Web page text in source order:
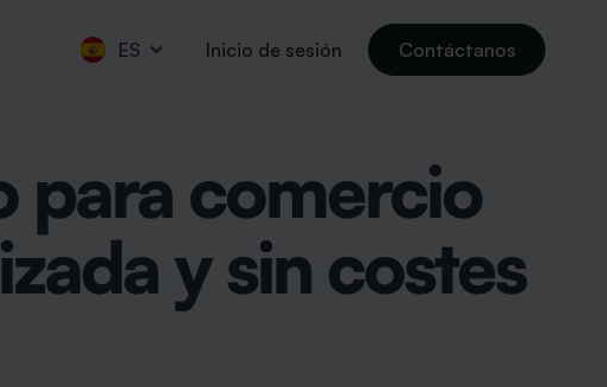
ES Inicio de sesión Contáctanos
para comercio
y sin costes